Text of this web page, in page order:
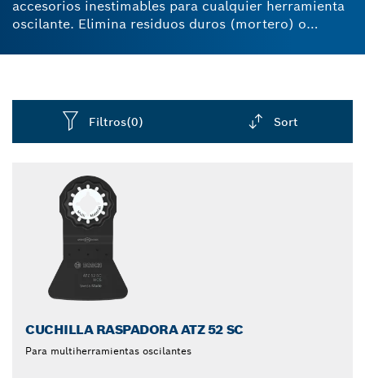
accesorios inestimables para cualquier herramienta
oscilante. Elimina residuos duros (mortero) o
nuestros raspadores multiherramienta. Las cuchillas
con rapidez y facilidad. Las hojas de corte oscilantes
combinan filos de cuchilla de tracción y de empuje
soporte Starlock da como resultado una
transferencia de potencia óptima y un práctico
cambio de hoja de corte multiherramienta. Prueba
las hojas raspadoras y de corte multiherramienta de
Bosch para raspar y cortar material de forma eficaz
y sin esfuerzo.
Filtros(0) Sort
CUCHILLA RASPADORA ATZ 52 SC
Para multiherramientas oscilantes